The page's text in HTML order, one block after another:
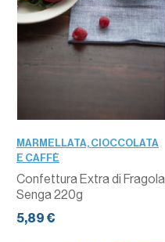
MARMELLATA, CIOCCOLATA
E CAFFÈ
Confettura Extra di Fragola
Senga 220g
5,89 €